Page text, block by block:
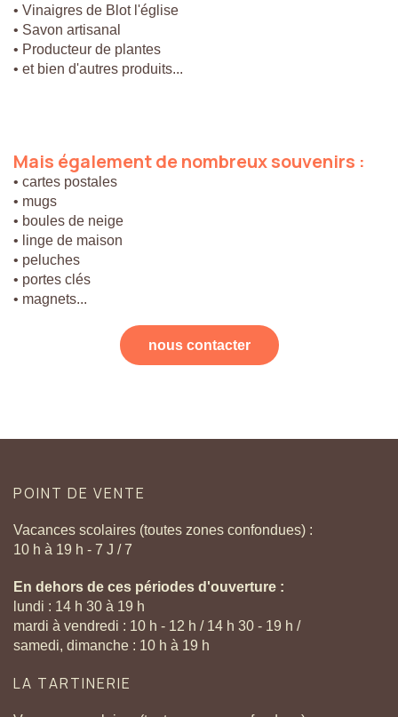
• Vinaigres de Blot l'église
• Savon artisanal
• Producteur de plantes
• et bien d'autres produits...
Mais égalementdenombreuxsouvenirs :
• cartes postales
• mugs
• boules de neige
• linge de maison
• peluches
• portes clés
• magnets...
nous contacter
POINT DE VENTE
Vacances scolaires (toutes zones confondues) :
10 h à 19 h - 7 J / 7
En dehors de ces périodes d'ouverture :
lundi : 14 h 30 à 19 h
mardi à vendredi : 10 h - 12 h / 14 h 30 - 19 h /
samedi, dimanche : 10 h à 19 h
LA TARTINERIE